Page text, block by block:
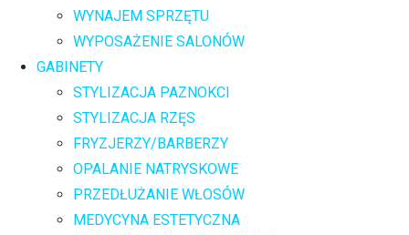
WYNAJEM SPRZĘTU
WYPOSAŻENIE SALONÓW
GABINETY
STYLIZACJA PAZNOKCI
STYLIZACJA RZĘS
FRYZJERZY/BARBERZY
OPALANIE NATRYSKOWE
PRZEDŁUŻANIE WŁOSÓW
MEDYCYNA ESTETYCZNA